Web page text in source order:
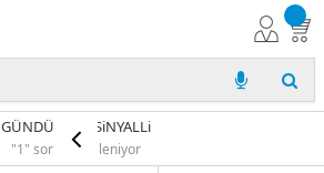
GÜNDÜZ LED SiNYALLi
"1" sonuç listeleniyor